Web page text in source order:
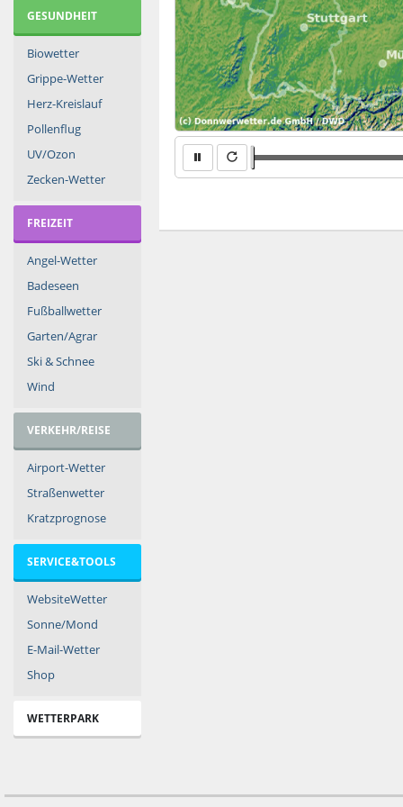
GESUNDHEIT
Biowetter
Grippe-Wetter
Herz-Kreislauf
Pollenflug
UV/Ozon
Zecken-Wetter
FREIZEIT
Angel-Wetter
Badeseen
Fußballwetter
Garten/Agrar
Ski & Schnee
Wind
VERKEHR/REISE
Airport-Wetter
Straßenwetter
Kratzprognose
SERVICE&TOOLS
WebsiteWetter
Sonne/Mond
E-Mail-Wetter
Shop
WETTERPARK